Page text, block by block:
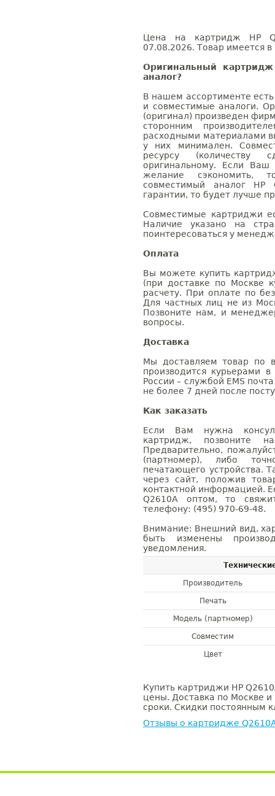
Цена на картридж HP
07.08.2026. Товар имеется в
Оригинальный
аналог?
В нашем ассортименте
и совместимые аналоги.
(оригинал) произведен
сторонним
расходными материалами
у них минимален.
ресурсу (количеству
оригинальному. Если
желание сэкономить,
совместимый аналог
гарантии, то будет лучше
Совместимые картриджи
Наличие указано на
поинтересоваться у
Оплата
Вы можете купить
(при доставке по Москве
расчету. При оплате по
Для частных лиц не из
Позвоните нам, и
вопросы.
Доставка
Мы доставляем товар по
производится курьерами
России – службой EMS
не более 7 дней после
Как заказать
Если Вам нужна
картридж, позвоните
Предварительно,
(партномер), либо
печатающего устройства.
через сайт, положив
контактной информацией.
Q2610A оптом, то
телефону: (495) 970-69-48.
Внимание: Внешний вид,
быть изменены
уведомления.
Производитель
Печать
Модель (партномер)
Совместим
Цвет
Купить картриджи HP
цены. Доставка по Москве и
сроки. Скидки постоянным
Отзывы о картридже